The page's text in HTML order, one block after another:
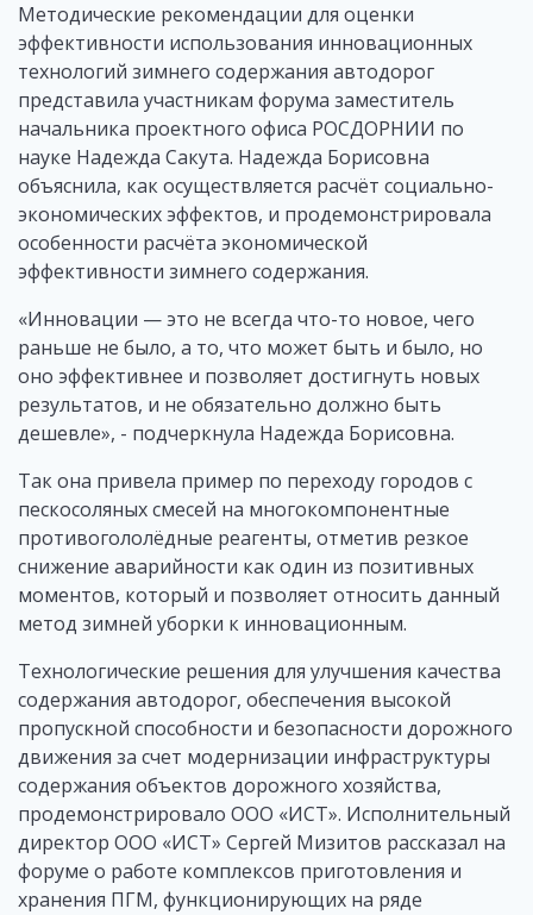
Методические рекомендации для оценки
эффективности использования инновационных
технологий зимнего содержания автодорог
представила участникам форума заместитель
начальника проектного офиса РОСДОРНИИ по
науке Надежда Сакута. Надежда Борисовна
объяснила, как осуществляется расчёт социально-
экономических эффектов, и продемонстрировала
особенности расчёта экономической
эффективности зимнего содержания.
«Инновации — это не всегда что-то новое, чего
раньше не было, а то, что может быть и было, но
оно эффективнее и позволяет достигнуть новых
результатов, и не обязательно должно быть
дешевле», - подчеркнула Надежда Борисовна.
Так она привела пример по переходу городов с
пескосоляных смесей на многокомпонентные
противогололёдные реагенты, отметив резкое
снижение аварийности как один из позитивных
моментов, который и позволяет относить данный
метод зимней уборки к инновационным.
Технологические решения для улучшения качества
содержания автодорог, обеспечения высокой
пропускной способности и безопасности дорожного
движения за счет модернизации инфраструктуры
содержания объектов дорожного хозяйства,
продемонстрировало ООО «ИСТ». Исполнительный
директор ООО «ИСТ» Сергей Мизитов рассказал на
форуме о работе комплексов приготовления и
хранения ПГМ, функционирующих на ряде